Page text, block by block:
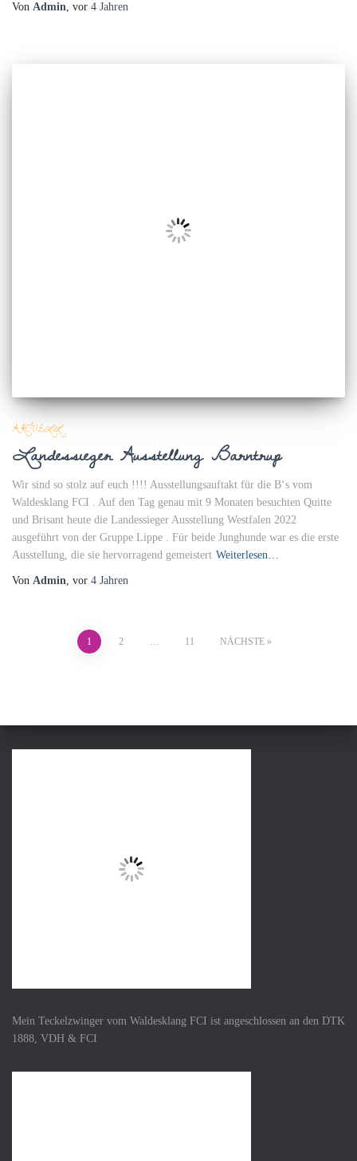
Von Admin, vor 4 Jahren
AKTUELL
Landessieger Ausstellung Barntrup
Wir sind so stolz auf euch !!!! Ausstellungsauftakt für die B‘s vom
Waldesklang FCI . Auf den Tag genau mit 9 Monaten besuchten Quitte
und Brisant heute die Landessieger Ausstellung Westfalen 2022
ausgeführt von der Gruppe Lippe . Für beide Junghunde war es die erste
Ausstellung, die sie hervorragend gemeistert Weiterlesen…
Von Admin, vor 4 Jahren
Beitragsnavigation
1 2 … 11 NÄCHSTE
Mein Teckelzwinger vom Waldesklang FCI ist angeschlossen an den DTK
1888, VDH & FCI